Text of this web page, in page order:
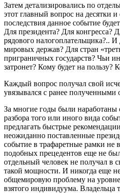
Затем детализировались по
этот главный вопрос на десятки
последствия данное событие
Для президента? Для конгресса?
рядового налогоплательщика?..
мировых держав? Для стран
приграничных государств? Чьи
затронет? Кому будет на пользу?
Каждый вопрос получал свой
увязывался с ранее полученными
За многие годы были наработаны
разбора того или иного вида
предлагать быстрые
неожиданно поставленные
событие в трафаретные рамки не
подобных прецедентов еще не
отдельный человек не получал в
такой мощности. И никогда еще
общемировую проблему на
взятого индивидуума. Владельца